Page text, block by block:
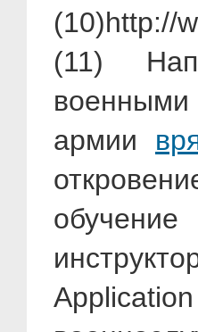
(10)http://
(11)
армии